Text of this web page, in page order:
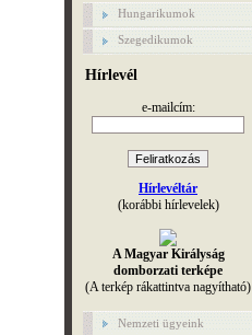
Hungarikumok
Szegedikumok
Hírlevél
e-mailcím:
Hírlevéltár
(korábbi hírlevelek)
A Magyar Királyság
domborzati terképe
(A terkép rákattintva nagyítható)
Nemzeti ügyeink